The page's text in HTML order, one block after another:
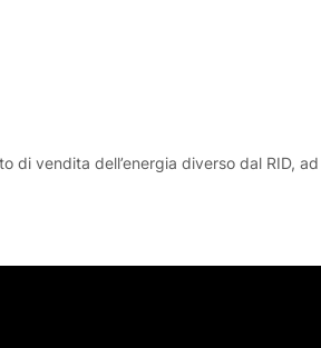
vendita dell’energia diverso dal RID,